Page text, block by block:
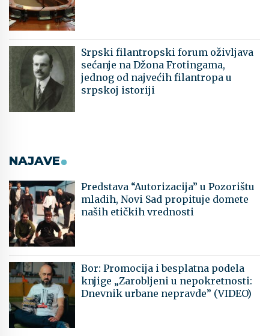
Srpski filantropski forum oživljava
sećanje na Džona Frotingama,
jednog od najvećih filantropa u
srpskoj istoriji
NAJAVE
Predstava “Autorizacija” u Pozorištu
mladih, Novi Sad propituje domete
naših etičkih vrednosti
Bor: Promocija i besplatna podela
knjige „Zarobljeni u nepokretnosti:
Dnevnik urbane nepravde” (VIDEO)